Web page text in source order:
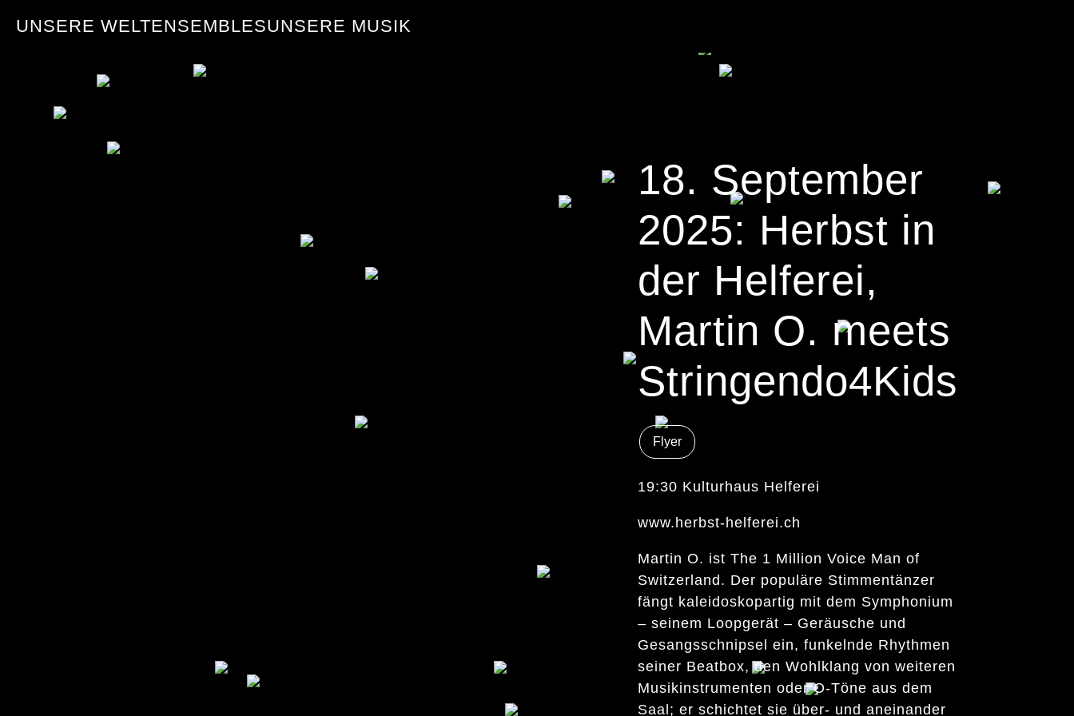
UNSERE WELTENSEMBLESUNSERE MUSIK
18. September
2025: Herbst in
der Helferei,
Martin O. meets
Stringendo4Kids
Flyer
19:30 Kulturhaus Helferei
www.herbst-helferei.ch
Martin O. ist The 1 Million Voice Man of
Switzerland. Der populäre Stimmentänzer
fängt kaleidoskopartig mit dem Symphonium
– seinem Loopgerät – Geräusche und
Gesangsschnipsel ein, funkelnde Rhythmen
seiner Beatbox, den Wohlklang von weiteren
Musikinstrumenten oder O-Töne aus dem
Saal; er schichtet sie über- und aneinander